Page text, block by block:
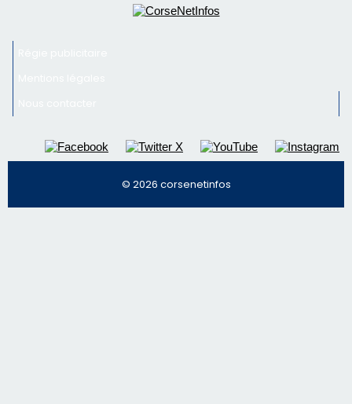
© 2026 corsenetinfos